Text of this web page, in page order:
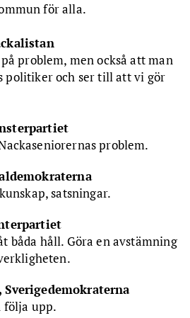
för alla.
problem, men också att man
politiker och ser till att vi gör
problem.
satsningar.
båda håll. Göra en avstämning
Sverigedemokraterna
följa upp.